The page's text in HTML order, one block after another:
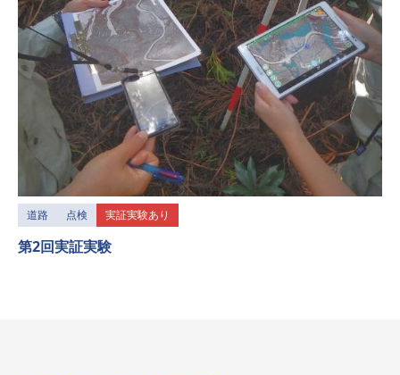
道路 点検 実証実験あり
第2回実証実験